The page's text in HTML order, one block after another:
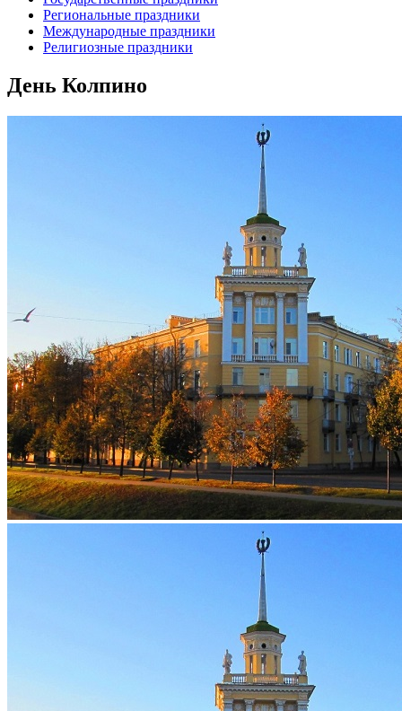
Региональные праздники
Международные праздники
Религиозные праздники
День Колпино